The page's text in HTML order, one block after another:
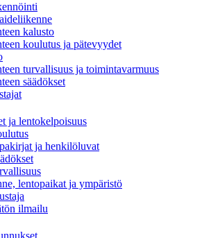
kalusto
koulutus ja pätevyydet
turvallisuus ja toimintavarmuus
säädökset
ja lentokelpoisuus
ja henkilöluvat
lentopaikat ja ympäristö
ilmailu